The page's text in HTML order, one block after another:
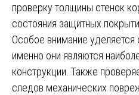
проверку толщины стенок
состояния защитных
Особое внимание
именно они являются
конструкции. Также
следов механических